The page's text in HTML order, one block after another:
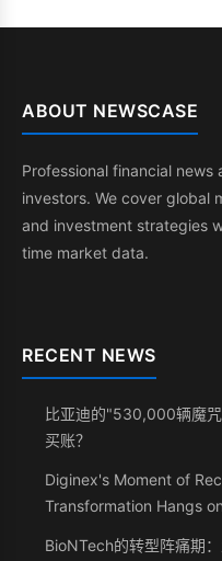
ABOUT NEWSCASE
Professional financial
investors. We cover global
and investment strategies
time market data.
RECENT NEWS
比亚迪的"530,000辆魔
买账？
Diginex's Moment of
Transformation Hangs
BioNTech的转型阵痛期